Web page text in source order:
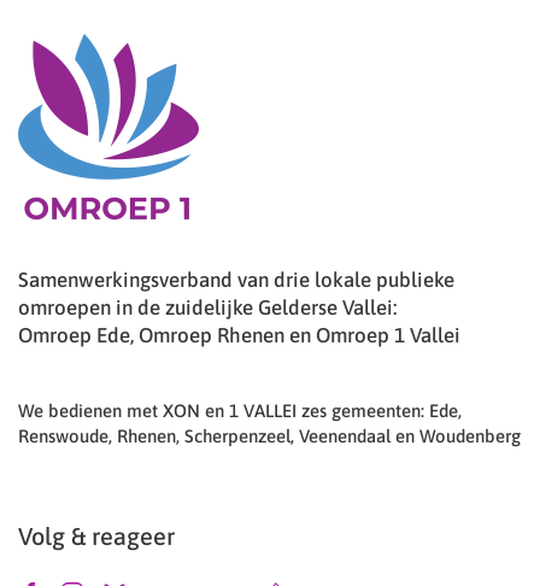
Samenwerkingsverband van drie lokale publieke
omroepen in de zuidelijke Gelderse Vallei:
Omroep Ede, Omroep Rhenen en Omroep 1 Vallei
We bedienen met XON en 1 VALLEI zes gemeenten: Ede,
Renswoude, Rhenen, Scherpenzeel, Veenendaal en Woudenberg
Volg & reageer